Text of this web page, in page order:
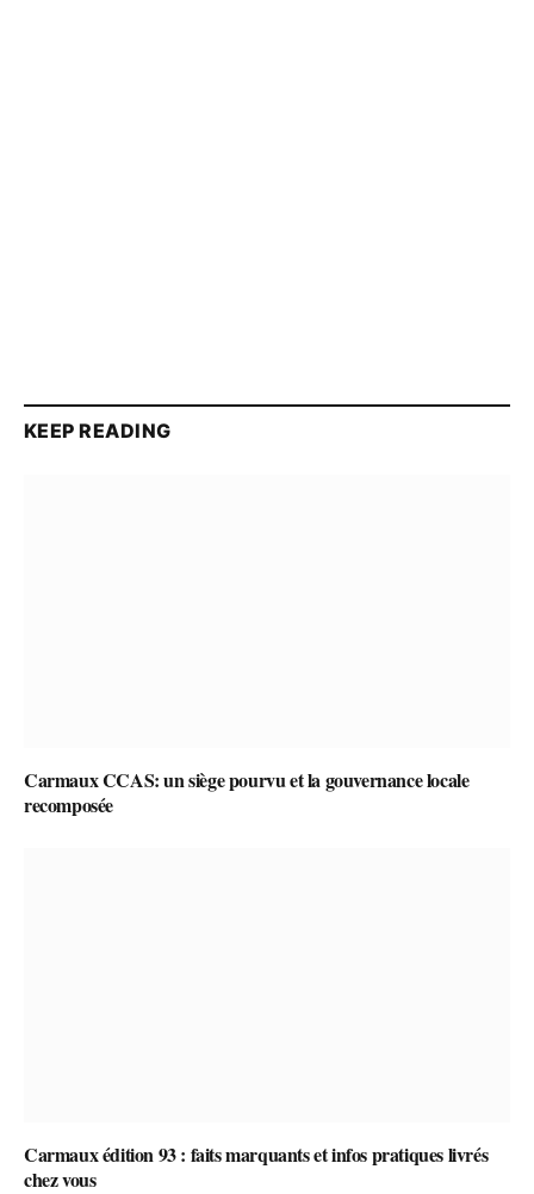
KEEP READING
Carmaux CCAS: un siège pourvu et la gouvernance locale
recomposée
Carmaux édition 93 : faits marquants et infos pratiques livrés
chez vous